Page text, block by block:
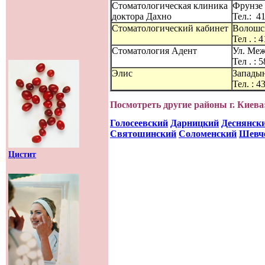
Цистит
Стоматологическая клиника
доктора Дахно
Фрунзе
Тел.:
Стоматологический кабинет
Тел . :
Стоматология Адент
Ул.
Тел . :
Элис
Тел. :
Посмотреть другие районы г.
Голосеевский Дарницкий
Святошинский Соломенский